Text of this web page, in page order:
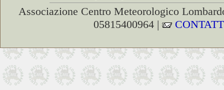
Associazione Centro Meteorologico
05815400964 |